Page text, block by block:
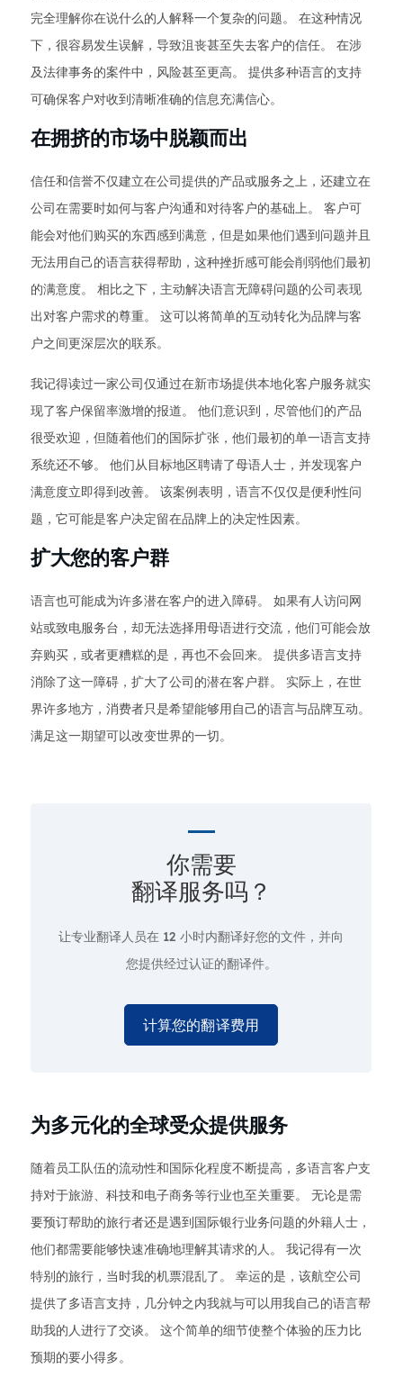
完全理解你在说什么的人解释一个复杂的问题。 在这种情况
下，很容易发生误解，导致沮丧甚至失去客户的信任。 在涉
及法律事务的案件中，风险甚至更高。 提供多种语言的支持
可确保客户对收到清晰准确的信息充满信心。
在拥挤的市场中脱颖而出
信任和信誉不仅建立在公司提供的产品或服务之上，还建立在
公司在需要时如何与客户沟通和对待客户的基础上。 客户可
能会对他们购买的东西感到满意，但是如果他们遇到问题并且
无法用自己的语言获得帮助，这种挫折感可能会削弱他们最初
的满意度。 相比之下，主动解决语言无障碍问题的公司表现
出对客户需求的尊重。 这可以将简单的互动转化为品牌与客
户之间更深层次的联系。
我记得读过一家公司仅通过在新市场提供本地化客户服务就实
现了客户保留率激增的报道。 他们意识到，尽管他们的产品
很受欢迎，但随着他们的国际扩张，他们最初的单一语言支持
系统还不够。 他们从目标地区聘请了母语人士，并发现客户
满意度立即得到改善。 该案例表明，语言不仅仅是便利性问
题，它可能是客户决定留在品牌上的决定性因素。
扩大您的客户群
语言也可能成为许多潜在客户的进入障碍。 如果有人访问网
站或致电服务台，却无法选择用母语进行交流，他们可能会放
弃购买，或者更糟糕的是，再也不会回来。 提供多语言支持
消除了这一障碍，扩大了公司的潜在客户群。 实际上，在世
界许多地方，消费者只是希望能够用自己的语言与品牌互动。
满足这一期望可以改变世界的一切。
你需要
翻译服务吗？
让专业翻译人员在 12 小时内翻译好您的文件，并向
您提供经过认证的翻译件。
计算您的翻译费用
为多元化的全球受众提供服务
随着员工队伍的流动性和国际化程度不断提高，多语言客户支
持对于旅游、科技和电子商务等行业也至关重要。 无论是需
要预订帮助的旅行者还是遇到国际银行业务问题的外籍人士，
他们都需要能够快速准确地理解其请求的人。 我记得有一次
特别的旅行，当时我的机票混乱了。 幸运的是，该航空公司
提供了多语言支持，几分钟之内我就与可以用我自己的语言帮
助我的人进行了交谈。 这个简单的细节使整个体验的压力比
预期的要小得多。